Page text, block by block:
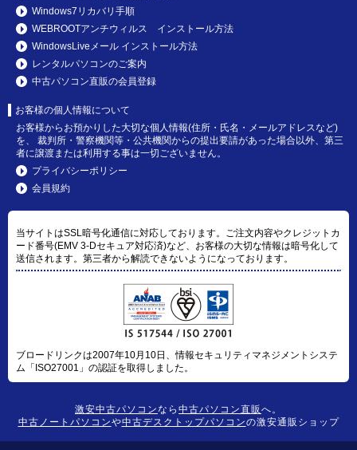
Windows7リカバリ手順
WEBROOTアンチウィルス インストール方法
WindowsLiveメール インストール方法
レンタルパソコンのご案内
中古パソコン直販の会員登録
お客様の個人情報について
お客様からお預かりした大切な個人情報(住所・氏名・メールアドレスなど)
を、 裁判所・警察機関等・公共機関からの提出要請があった場合以外、第三
者に譲渡または利用する事は一切ございません。
プライバシーポリシー
会員規約
当サイトはSSL暗号化通信に対応しております。ご注文内容やクレジットカ
ード番号(EMV 3-Dセキュア対応済)など、お客様の大切な情報は暗号化して
送信されます。第三者から解読できないようになっております。
ブロードリンクは2007年10月10日、情報セキュリティマネジメントシステ
ム「ISO27001」の認証を取得しました。
激安中古パソコンなら 中古パソコン直販へ。
中古ノートパソコンや中古デスクトップパソコンの激安通販ショップ